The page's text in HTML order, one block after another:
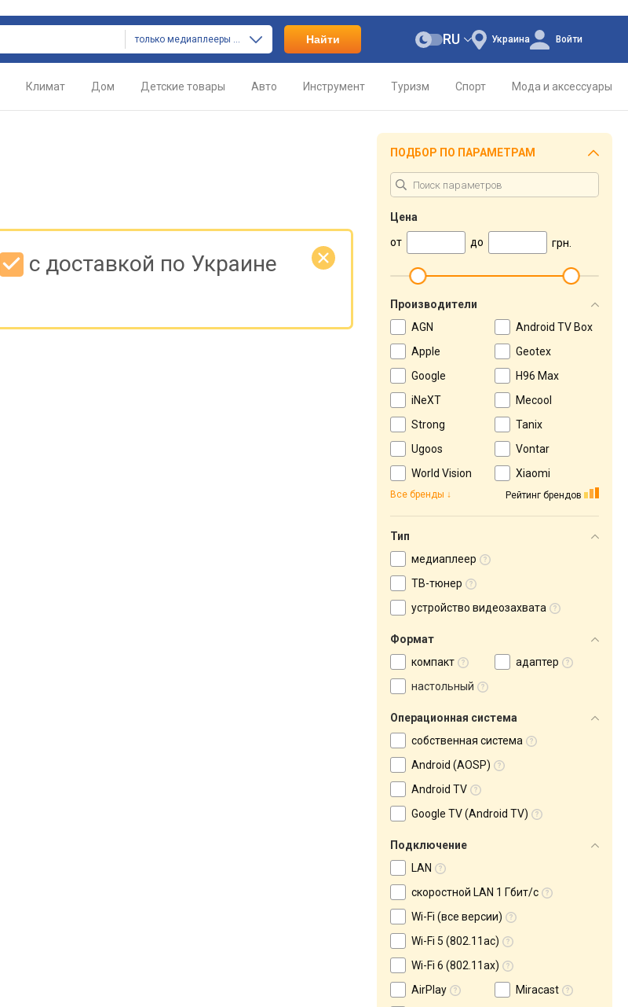
только медиаплееры и тв-тюнеры Найти Украина
RU Войти
Климат Дом Детские товары Авто Инструмент Туризм Спорт Мода и аксессуары
с доставкой по Украине
ПОДБОР ПО ПАРАМЕТРАМ
Цена
от
до грн.
Производители
AGN
Android TV Box
Apple
Geotex
Google
H96 Max
iNeXT
Mecool
Strong
Tanix
Ugoos
Vontar
World Vision
Xiaomi
Рейтинг брендов
Все бренды
Тип
медиаплеер
ТВ-тюнер
устройство видеозахвата
Формат
компакт
адаптер
настольный
Операционная система
собственная система
Android (AOSP)
Android TV
Google TV (Android TV)
Подключение
LAN
скоростной LAN 1 Гбит/с
Wi-Fi (все версии)
Wi-Fi 5 (802.11ac)
Wi-Fi 6 (802.11ax)
AirPlay
Miracast